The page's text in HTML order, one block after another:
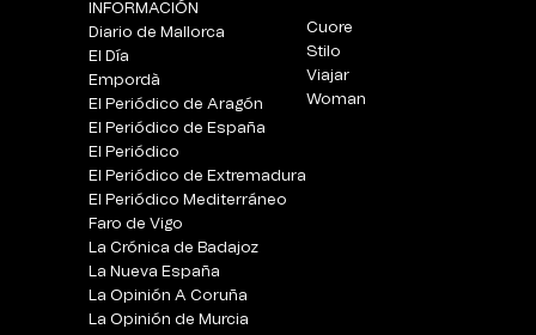
INFORMACIÓN
Diario de Mallorca
El Día
Empordà
El Periódico de Aragón
El Periódico de España
El Periódico
El Periódico de Extremadura
El Periódico Mediterráneo
Faro de Vigo
La Crónica de Badajoz
La Nueva España
La Opinión A Coruña
La Opinión de Murcia
Cuore
Stilo
Viajar
Woman